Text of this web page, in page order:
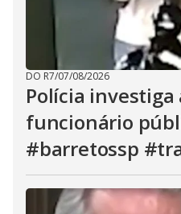
DO R7/07/08/2026
Polícia
funcionário
#barretossp